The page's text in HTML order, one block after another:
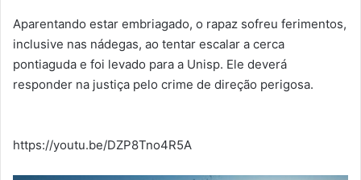
Aparentando estar embriagado, o rapaz sofreu ferimentos,
inclusive nas nádegas, ao tentar escalar a cerca
pontiaguda e foi levado para a Unisp. Ele deverá
responder na justiça pelo crime de direção perigosa.
https://youtu.be/DZP8Tno4R5A